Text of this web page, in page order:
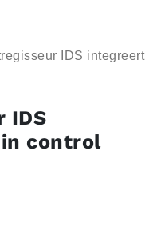
IDS integreert
IDS
control